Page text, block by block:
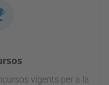
vigents per a la